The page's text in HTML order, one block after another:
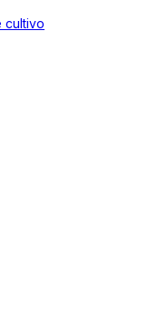
cultivo